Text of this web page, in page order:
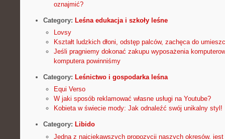
oznajmić?
Category: Leśna edukacja i szkoły leśne
Lovsy
Kształt ludzkich dłoni, odstęp palców, zachęca do
Jeśli pragniemy dokonać zakupu wyposażenia
komputera powinniśmy
Category: Leśnictwo i gospodarka leśna
Equi Verso
W jaki sposób reklamować własne usługi na Youtube?
Kobieta w świecie mody: Jak odnaleźć swój unikalny styl!
Category: Libido
Jedną z najciekawszych propozycji naszych okresów, jest